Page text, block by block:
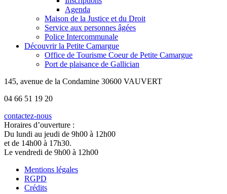
Agenda
Maison de la Justice et du Droit
Service aux personnes âgées
Police Intercommunale
Découvrir la Petite Camargue
Office de Tourisme Coeur de Petite Camargue
Port de plaisance de Gallician
145, avenue de la Condamine 30600 VAUVERT
04 66 51 19 20
contactez-nous
Horaires d’ouverture :
Du lundi au jeudi de 9h00 à 12h00
et de 14h00 à 17h30.
Le vendredi de 9h00 à 12h00
Mentions légales
RGPD
Crédits